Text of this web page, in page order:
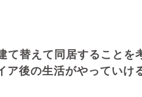
て替えて同居すること
後の生活がやってい